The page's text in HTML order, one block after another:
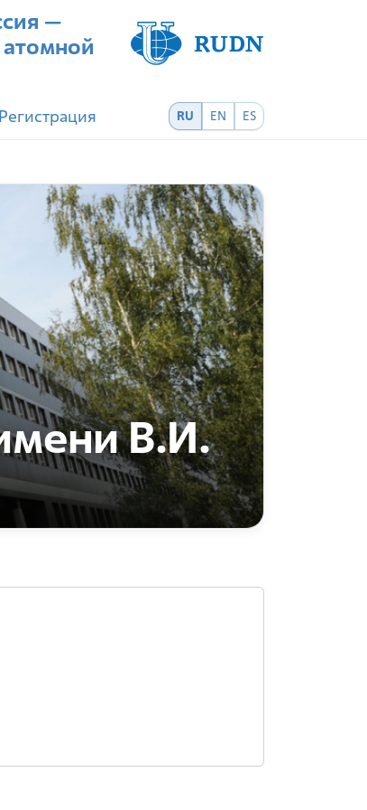
—
RU EN ES
Регистрация
В.И.